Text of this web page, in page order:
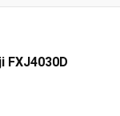
FXJ4030D